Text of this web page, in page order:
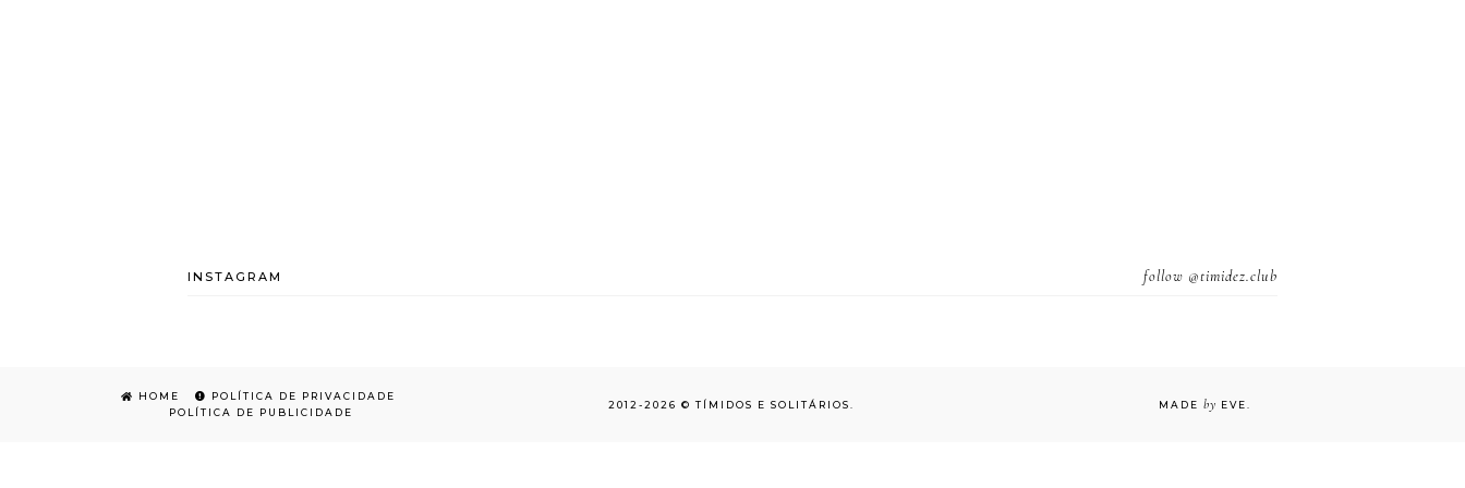
INSTAGRAM follow @timidez.club
HOME
POLÍTICA DE PRIVACIDADE
POLÍTICA DE PUBLICIDADE
2012-2026 © TÍMIDOS E SOLITÁRIOS MADE by EVE